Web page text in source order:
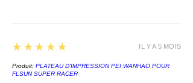
5
★★★★★
Produit: PLATEAU D'IMPRESSION PEI WANHAO POUR
FLSUN SUPER RACER
IL Y A 5 MOIS